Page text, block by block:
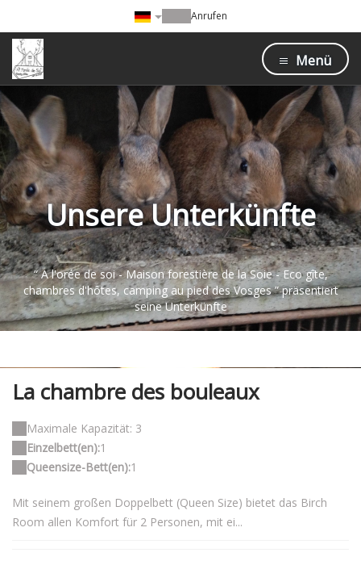
Anrufen
Menü
Unsere Unterkünfte
“ A l'orée de soi - Maison forestière de la Soie - Eco gîte,
chambres d'hôtes, camping au pied des Vosges ” präsentiert
seine Unterkünfte
La chambre des bouleaux
Maximale Kapazität: 3
Einzelbett(en):1
Queensize-Bett(en):1
Mit seinem großen Doppelbett (Queen Size) bietet das Birch
Room allen Komfort für 2 Personen, mit ei...